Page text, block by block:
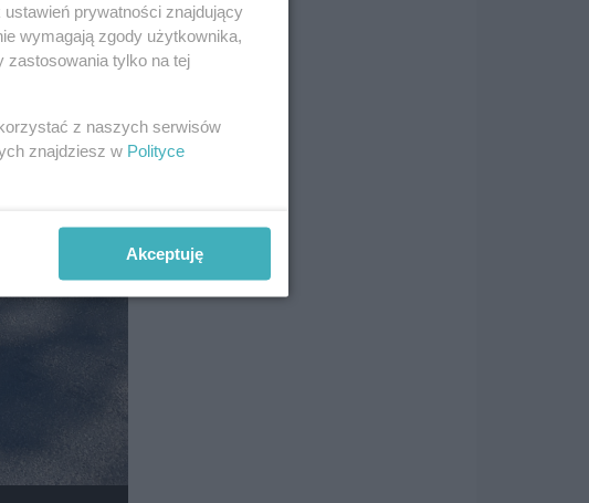
prywatności znajdujący
wymagają zgody użytkownika,
zastosowania tylko na tej
z naszych serwisów
znajdziesz w Polityce
Akceptuję